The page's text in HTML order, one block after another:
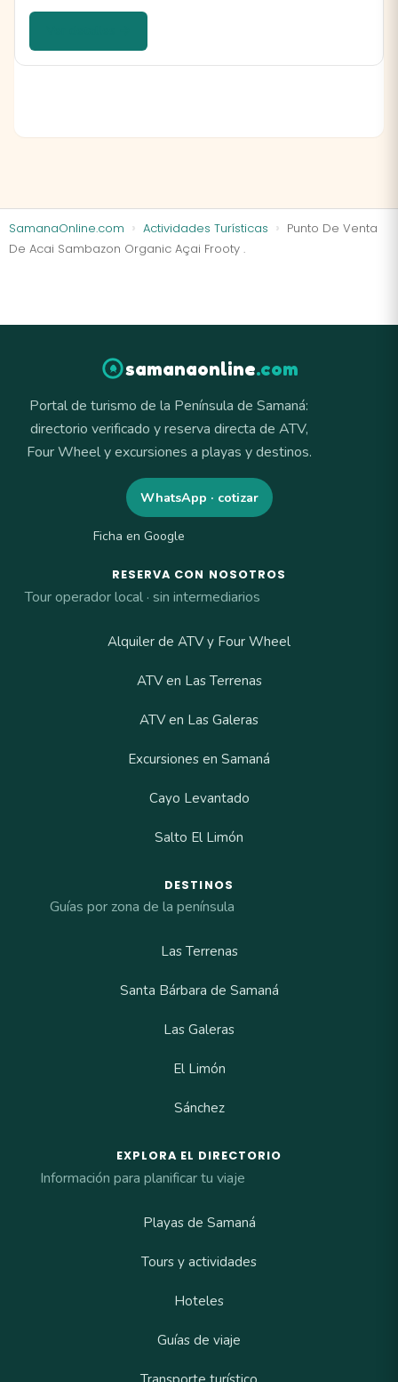
SamanaOnline.com Actividades Turísticas
Punto De Venta
De Acai Sambazon Organic Açai Frooty .
samanaonline.com
Portal de turismo de la Península de Samaná:
directorio verificado y reserva directa de ATV,
Four Wheel y excursiones a playas y destinos.
WhatsApp · cotizar
Ficha en Google
RESERVA CON NOSOTROS
Tour operador local · sin intermediarios
Alquiler de ATV y Four Wheel
ATV en Las Terrenas
ATV en Las Galeras
Excursiones en Samaná
Cayo Levantado
Salto El Limón
DESTINOS
Guías por zona de la península
Las Terrenas
Santa Bárbara de Samaná
Las Galeras
El Limón
Sánchez
EXPLORA EL DIRECTORIO
Información para planificar tu viaje
Playas de Samaná
Tours y actividades
Hoteles
Guías de viaje